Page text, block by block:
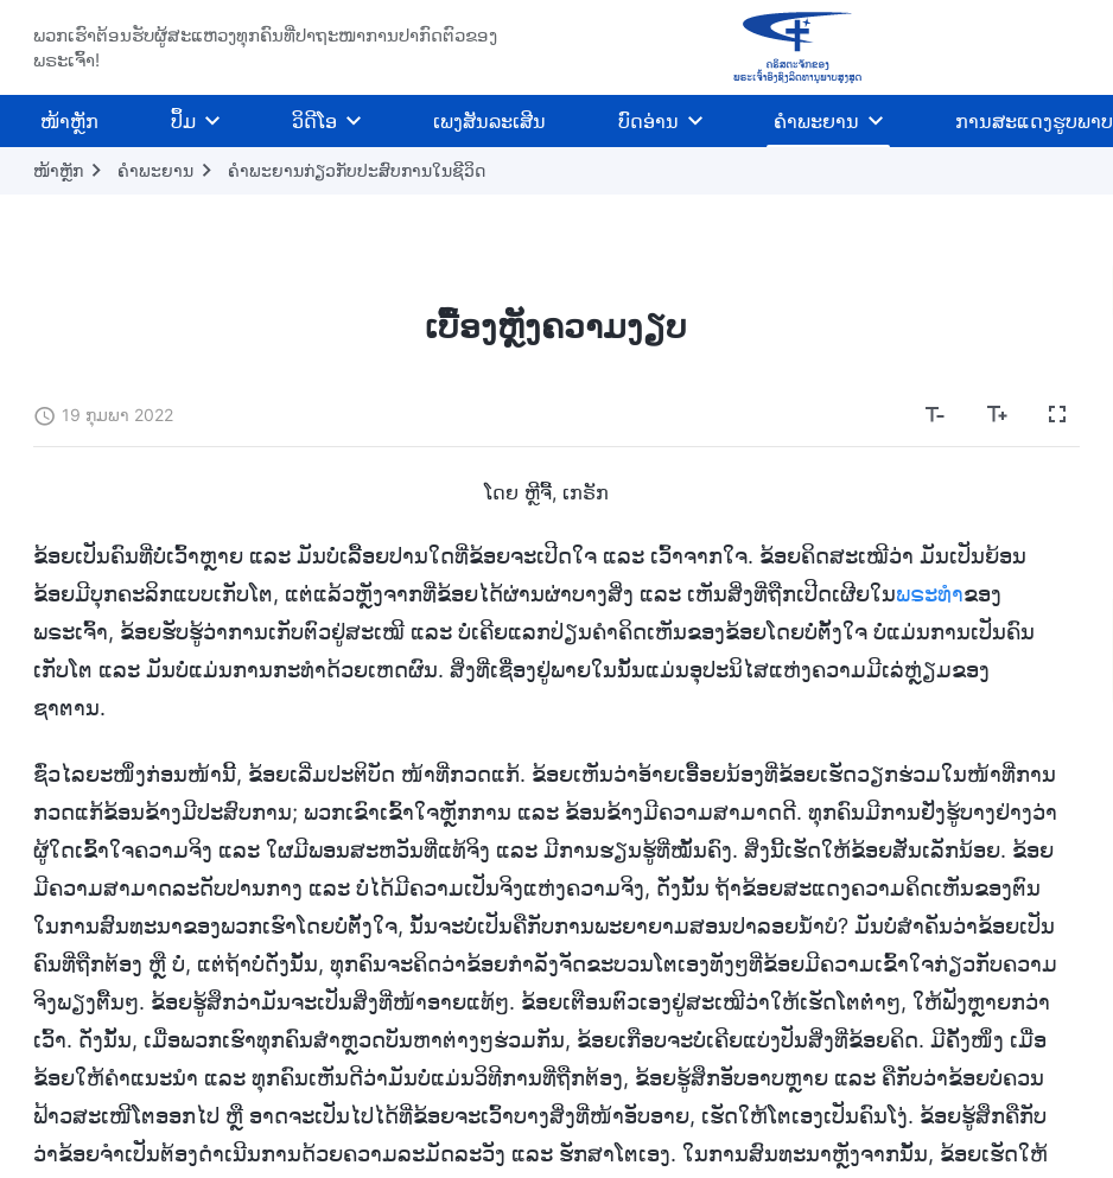
ພວກເຮົາຕ້ອນຮັບຜູ້ສະແຫວງທຸກຄົນທີ່ປາຖະໜາການປາກົດຕົວຂອງ
ພຣະເຈົ້າ!
​ໜ້າຫຼັກ ປຶ້ມ ວິ​ດີ​ໂອ ເພງສັນລະເສີນ ບົດອ່ານ ຄຳພະຍານ ການສະແດງຮູບພາບ
ໜ້າຫຼັກ ຄຳພະຍານ ຄຳພະຍານກ່ຽວກັບປະສົບການໃນຊີວິດ
ເບື້ອງຫຼັງຄວາມງຽບ
19 ກຸມພາ 2022
ໂດຍ ຫຼີຈື້, ເກຣັກ
ຂ້ອຍເປັນຄົນທີ່ບໍ່ເວົ້າຫຼາຍ ແລະ ມັນບໍ່ເລື້ອຍປານໃດທີ່ຂ້ອຍຈະເປີດໃຈ ແລະ ເວົ້າຈາກໃຈ. ຂ້ອຍຄິດສະເໝີວ່າ ມັນເປັນຍ້ອນ
ຂ້ອຍມີບຸກຄະລິກແບບເກັບໂຕ, ແຕ່ແລ້ວຫຼັງຈາກທີ່ຂ້ອຍໄດ້ຜ່ານຜ່າບາງສິ່ງ ແລະ ເຫັນສິ່ງທີ່ຖືກເປີດເຜີຍໃນພຣະທຳຂອງ
ພຣະເຈົ້າ, ຂ້ອຍຮັບຮູ້ວ່າການເກັບຕົວຢູ່ສະເໝີ ແລະ ບໍ່ເຄີຍແລກປ່ຽນຄຳຄິດເຫັນຂອງຂ້ອຍໂດຍບໍ່ຕັ້ງໃຈ ບໍ່ແມ່ນການເປັນຄົນ
ເກັບໂຕ ແລະ ມັນບໍ່ແມ່ນການກະທຳດ້ວຍເຫດຜົນ. ສິ່ງທີ່ເຊື່ອງຢູ່ພາຍໃນນັ້ນແມ່ນອຸປະນິໄສແຫ່ງຄວາມມີເລ່ຫຼ່ຽມຂອງ
ຊາຕານ.
ຊົ່ວໄລຍະໜຶ່ງກ່ອນໜ້ານີ້, ຂ້ອຍເລີ່ມປະຕິບັດ ໜ້າທີ່ກວດແກ້. ຂ້ອຍເຫັນວ່າອ້າຍເອື້ອຍນ້ອງທີ່ຂ້ອຍເຮັດວຽກຮ່ວມໃນໜ້າທີ່ການ
ກວດແກ້ຂ້ອນຂ້າງມີປະສົບການ; ພວກເຂົາເຂົ້າໃຈຫຼັກການ ແລະ ຂ້ອນຂ້າງມີຄວາມສາມາດດີ. ທຸກຄົນມີການຢັ່ງຮູ້ບາງຢ່າງວ່າ
ຜູ້ໃດເຂົ້າໃຈຄວາມຈິງ ແລະ ໃຜມີພອນສະຫວັນທີ່ແທ້ຈິງ ແລະ ມີການຮຽນຮູ້ທີ່ໝັ້ນຄົງ. ສິ່ງນີ້ເຮັດໃຫ້ຂ້ອຍສັ່ນເລັກນ້ອຍ. ຂ້ອຍ
ມີຄວາມສາມາດລະດັບປານກາງ ແລະ ບໍ່ໄດ້ມີຄວາມເປັນຈິງແຫ່ງຄວາມຈິງ, ດັ່ງນັ້ນ ຖ້າຂ້ອຍສະແດງຄວາມຄິດເຫັນຂອງຕົນ
ໃນການສົນທະນາຂອງພວກເຮົາໂດຍບໍ່ຕັ້ງໃຈ, ນັ້ນຈະບໍ່ເປັນຄືກັບການພະຍາຍາມສອນປາລອຍນ້ຳບໍ? ມັນບໍ່ສຳຄັນວ່າຂ້ອຍເປັນ
ຄົນທີ່ຖືກຕ້ອງ ຫຼື ບໍ່, ແຕ່ຖ້າບໍ່ດັ່ງນັ້ນ, ທຸກຄົນຈະຄິດວ່າຂ້ອຍກຳລັງຈັດຂະບວນໂຕເອງທັງໆທີ່ຂ້ອຍມີຄວາມເຂົ້າໃຈກ່ຽວກັບຄວາມ
ຈິງພຽງຕື້ນໆ. ຂ້ອຍຮູ້ສຶກວ່າມັນຈະເປັນສິ່ງທີ່ໜ້າອາຍແທ້ໆ. ຂ້ອຍເຕືອນຕົວເອງຢູ່ສະເໝີວ່າໃຫ້ເຮັດໂຕຕ່ຳໆ, ໃຫ້ຟັງຫຼາຍກວ່າ
ເວົ້າ. ດັ່ງນັ້ນ, ເມື່ອພວກເຮົາທຸກຄົນສຳຫຼວດບັນຫາຕ່າງໆຮ່ວມກັນ, ຂ້ອຍເກືອບຈະບໍ່ເຄີຍແບ່ງປັນສິ່ງທີ່ຂ້ອຍຄິດ. ມີຄັ້ງໜຶ່ງ ເມື່ອ
ຂ້ອຍໃຫ້ຄຳແນະນຳ ແລະ ທຸກຄົນເຫັນດີວ່າມັນບໍ່ແມ່ນວິທີການທີ່ຖືກຕ້ອງ, ຂ້ອຍຮູ້ສຶກອັບອາບຫຼາຍ ແລະ ຄືກັບວ່າຂ້ອຍບໍ່ຄວນ
ຟ້າວສະເໜີໂຕອອກໄປ ຫຼື ອາດຈະເປັນໄປໄດ້ທີ່ຂ້ອຍຈະເວົ້າບາງສິ່ງທີ່ໜ້າອັບອາຍ, ເຮັດໃຫ້ໂຕເອງເປັນຄົນໂງ່. ຂ້ອຍຮູ້ສຶກຄືກັບ
ວ່າຂ້ອຍຈຳເປັນຕ້ອງດຳເນີນການດ້ວຍຄວາມລະມັດລະວັງ ແລະ ຮັກສາໂຕເອງ. ໃນການສົນທະນາຫຼັງຈາກນັ້ນ, ຂ້ອຍເຮັດໃຫ້